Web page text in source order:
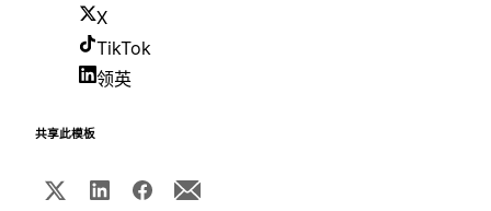
X
TikTok
领英
共享此模板